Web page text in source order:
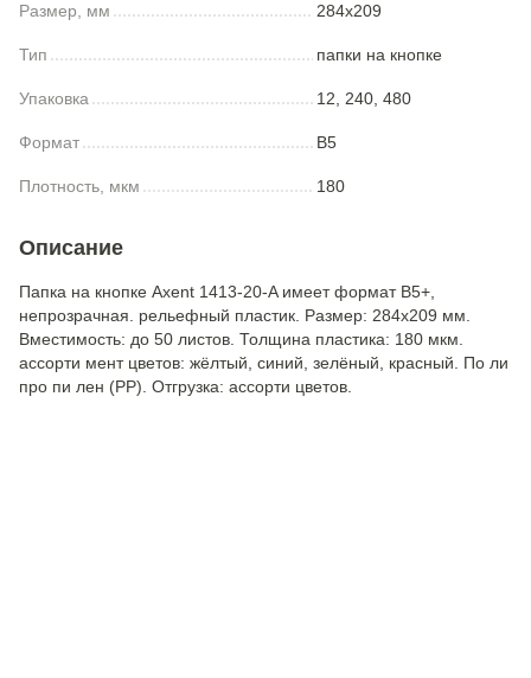
Размер, мм 284x209
Тип папки на кнопке
Упаковка 12, 240, 480
Формат B5
Плотность, мкм 180
Описание
Папка на кнопке Axent 1413-20-A имеет формат В5+,
непрозрачная. рельефный пластик. Размер: 284х209 мм.
Вместимость: до 50 листов. Толщина пластика: 180 мкм.
ассорти мент цветов: жёлтый, синий, зелёный, красный. По ли
про пи лен (РР). Отгрузка: ассорти цветов.